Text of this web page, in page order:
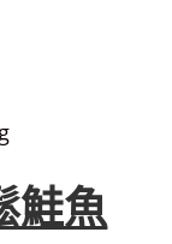
鮭魚